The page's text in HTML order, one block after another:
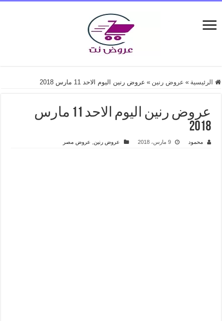
الرئيسية » عروض رنين » عروض رنين اليوم الاحد 11 مارس 2018
عروض رنين اليوم الاحد 11 مارس
2018
محمود 9 مارس، 2018 عروض رنين, عروض مصر